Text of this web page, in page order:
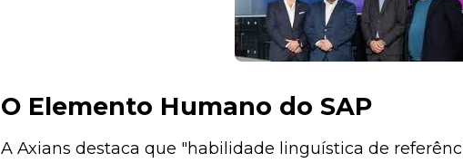
O Elemento Humano do SAP
A Axians destaca que "habilidade linguística de